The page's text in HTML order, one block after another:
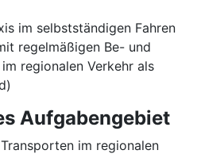
im selbstständigen Fahren
regelmäßigen Be- und
regionalen Verkehr als
Aufgabengebiet
im regionalen